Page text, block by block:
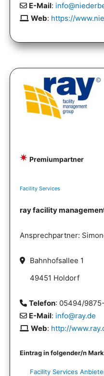
E-Mail:
Web: https://
Premiumpartner
Facility Services
ray facility
Eintrag in folgender/n
Facility Services
Ansprechpartner:
Bahnhofsallee 1
49451 Holdorf
Telefon: 05494/
E-Mail: info@ray.de
Web: http://